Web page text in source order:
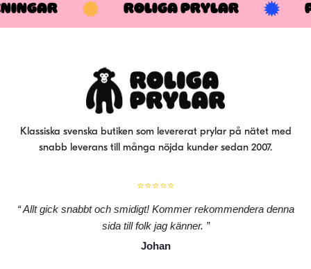
ROLIGA PRYLAR
Klassiska svenska butiken som levererat prylar på nätet med
snabb leverans till många nöjda kunder sedan 2007.
⭐⭐⭐⭐⭐
Allt gick snabbt och smidigt! Kommer rekommendera denna
sida till folk jag känner.
Johan